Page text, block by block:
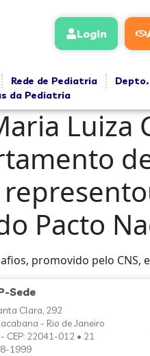
Login
Rede de Pediatria
da Pediatria
Luiza
Pacto
promovido pelo CNS,
Sede
Clara, 292
- Rio de Janeiro
- CEP: 22041-012 • 21
1999